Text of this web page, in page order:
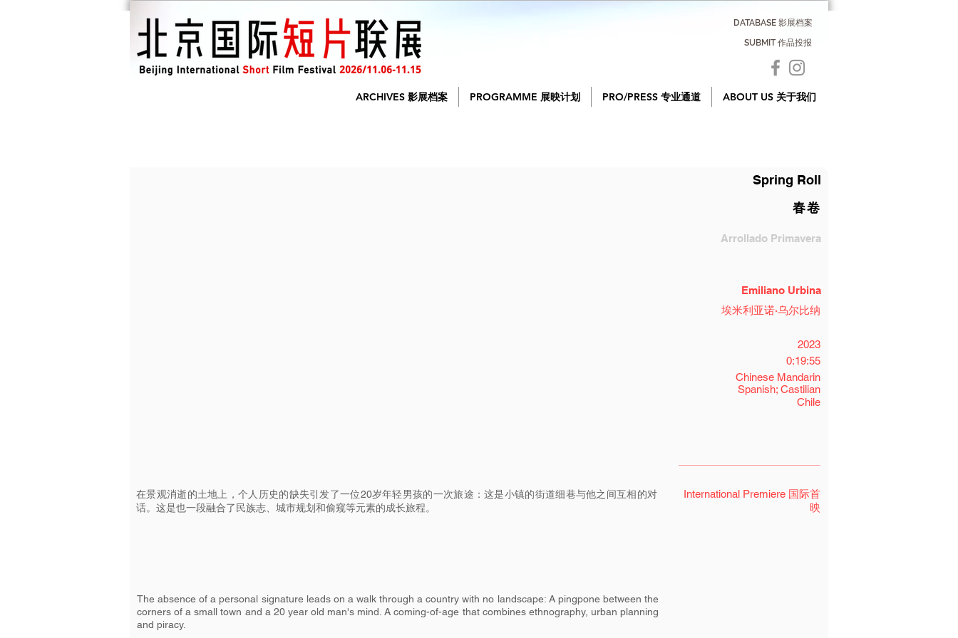
DATABASE 影展档案
SUBMIT 作品投报
ARCHIVES 影展档案 PROGRAMME 展映计划 PRO/PRESS 专业通道 ABOUT US 关于我们
Spring Roll
春卷
Arrollado Primavera
Emiliano Urbina
埃米利亚诺·乌尔比纳
2023
0:19:55
Chinese Mandarin
Spanish; Castilian
Chile
在景观消逝的土地上，个人历史的缺失引发了一位20岁年轻男孩的一次旅途：这是小镇的街道细巷与他之间互相的对
话。这是也一段融合了民族志、城市规划和偷窥等元素的成长旅程。
International Premiere 国际首
映
The absence of a personal signature leads on a walk through a country with no landscape: A pingpone between the
corners of a small town and a 20 year old man's mind. A coming-of-age that combines ethnography, urban planning
and piracy.